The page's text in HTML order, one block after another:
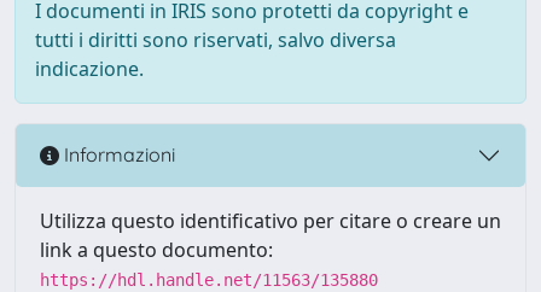
I documenti in IRIS sono protetti da copyright e
tutti i diritti sono riservati, salvo diversa
indicazione.
Informazioni
Utilizza questo identificativo per citare o creare un
link a questo documento:
https://hdl.handle.net/11563/135880